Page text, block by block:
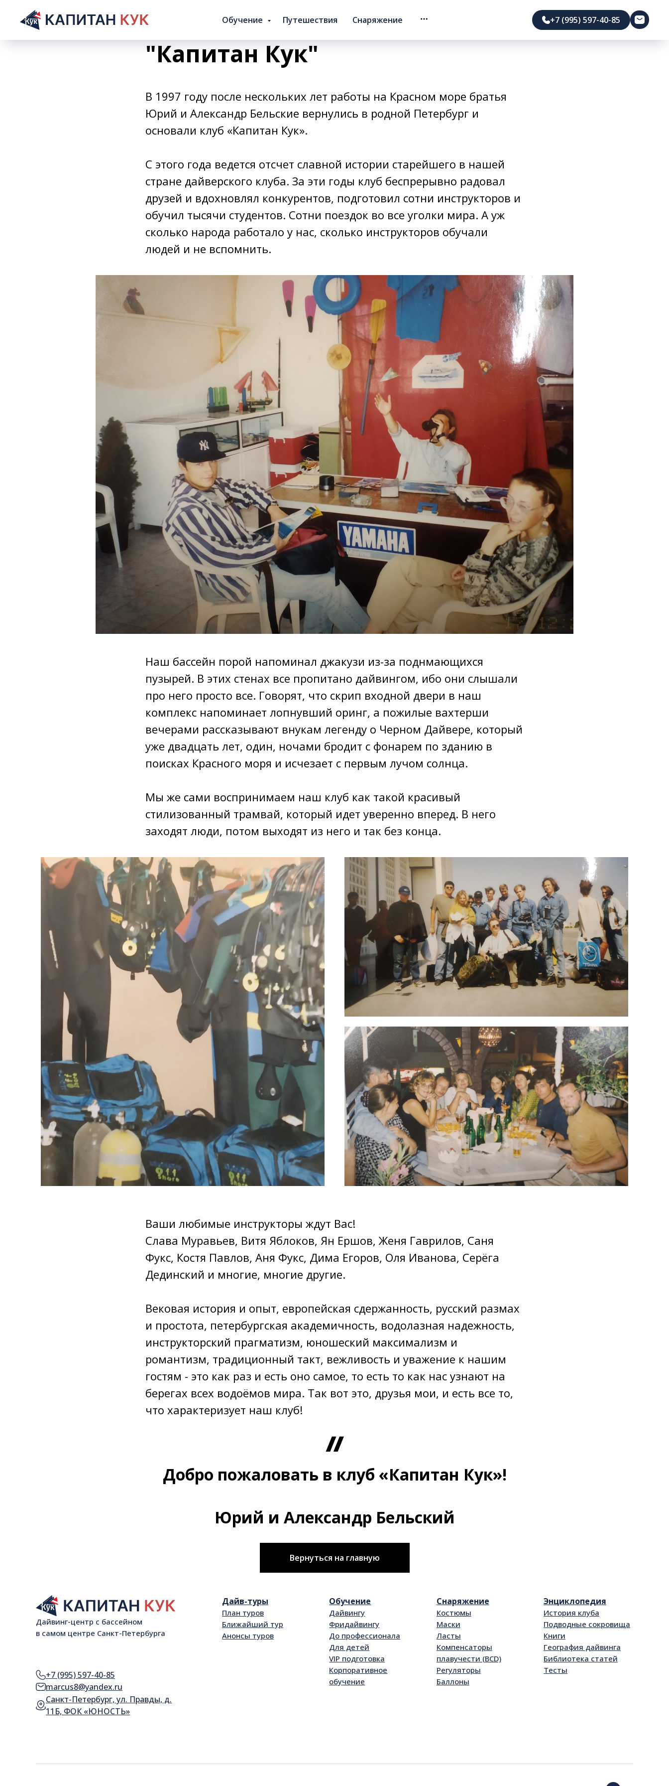
Обучение Путешествия Снаряжение +7 (995) 597-40-85
История дайвинг клуба
"Капитан Кук"
В 1997 году после нескольких лет работы на Красном море братья
Юрий и Александр Бельские вернулись в родной Петербург и
основали клуб «Капитан Кук».
С этого года ведется отсчет славной истории старейшего в нашей
стране дайверского клуба. За эти годы клуб беспрерывно радовал
друзей и вдохновлял конкурентов, подготовил сотни инструкторов и
обучил тысячи студентов. Сотни поездок во все уголки мира. А уж
сколько народа работало у нас, сколько инструкторов обучали
людей и не вспомнить.
Наш бассейн порой напоминал джакузи из-за поднмающихся
пузырей. В этих стенах все пропитано дайвингом, ибо они слышали
про него просто все. Говорят, что скрип входной двери в наш
комплекс напоминает лопнувший оринг, а пожилые вахтерши
вечерами рассказывают внукам легенду о Черном Дайвере, который
уже двадцать лет, один, ночами бродит с фонарем по зданию в
поисках Красного моря и исчезает с первым лучом солнца.
Мы же сами воспринимаем наш клуб как такой красивый
стилизованный трамвай, который идет уверенно вперед. В него
заходят люди, потом выходят из него и так без конца.
Ваши любимые инструкторы ждут Вас!
Слава Муравьев, Витя Яблоков, Ян Ершов, Женя Гаврилов, Саня
Фукс, Костя Павлов, Аня Фукс, Дима Егоров, Оля Иванова, Серёга
Дединский и многие, многие другие.
Вековая история и опыт, европейская сдержанность, русский размах
и простота, петербургская академичность, водолазная надежность,
инструкторский прагматизм, юношеский максимализм и
романтизм, традиционный такт, вежливость и уважение к нашим
гостям - это как раз и есть оно самое, то есть то как нас узнают на
берегах всех водоёмов мира. Так вот это, друзья мои, и есть все то,
что характеризует наш клуб!
Добро пожаловать в клуб «Капитан Кук»!
Юрий и Александр Бельский
Вернуться на главную
Дайв-туры
План туров
Ближайший тур
Анонсы туров
Обучение
Дайвингу
Фридайвингу
До профессионала
Для детей
VIP подготовка
Корпоративное
обучение
Снаряжение
Костюмы
Маски
Ласты
Компенсаторы
плавучести (BCD)
Регуляторы
Баллоны
Энциклопедия
История клуба
Подводные сокровища
Книги
География дайвинга
Библиотека статей
Тесты
Дайвинг-центр с бассейном
в самом центре Санкт-Петербурга
+7 (995) 597-40-85
marcus8@yandex.ru
Cанкт-Петербург, ул. Правды, д.
11Б, ФОК «ЮНОСТЬ»